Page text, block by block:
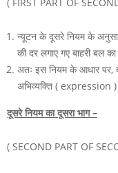
न्यूटन के दूसरे नियम के
की दर लगाए गए बाहरी बल का
अतः इस नियम के आधार पर,
अभिव्यक्ति ( expression )
दूसरे नियम का दूसरा भाग –
( SECOND PART OF